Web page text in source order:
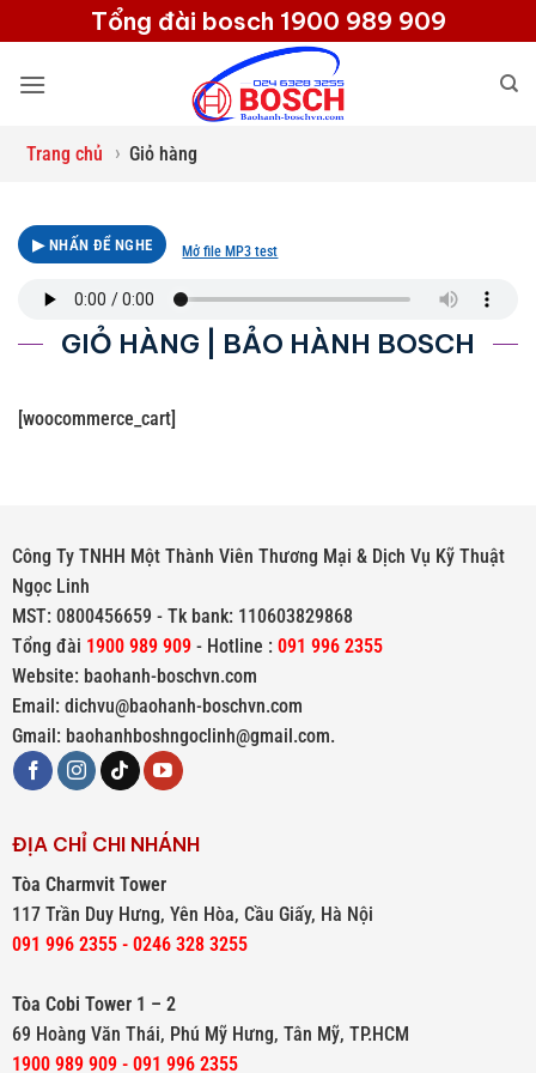
qua
nội
Tổng đài bosch 1900 989 909
Trang chủ › Giỏ hàng
▶ NHẤN ĐỂ NGHE Mở file MP3 test
GIỎ HÀNG | BẢO HÀNH BOSCH
[woocommerce_cart]
Công Ty TNHH Một Thành Viên Thương Mại & Dịch Vụ Kỹ Thuật
Ngọc Linh
MST: 0800456659 - Tk bank: 110603829868
Tổng đài 1900 989 909- Hotline : 091 996 2355
Website: baohanh-boschvn.com
Email: dichvu@baohanh-boschvn.com
Gmail: baohanhboshngoclinh@gmail.com.
ĐỊA CHỈ CHI NHÁNH
Tòa Charmvit Tower
117 Trần Duy Hưng, Yên Hòa, Cầu Giấy, Hà Nội
091 996 2355 - 0246 328 3255
Tòa Cobi Tower 1 – 2
69 Hoàng Văn Thái, Phú Mỹ Hưng, Tân Mỹ, TP.HCM
1900 989 909 - 091 996 2355